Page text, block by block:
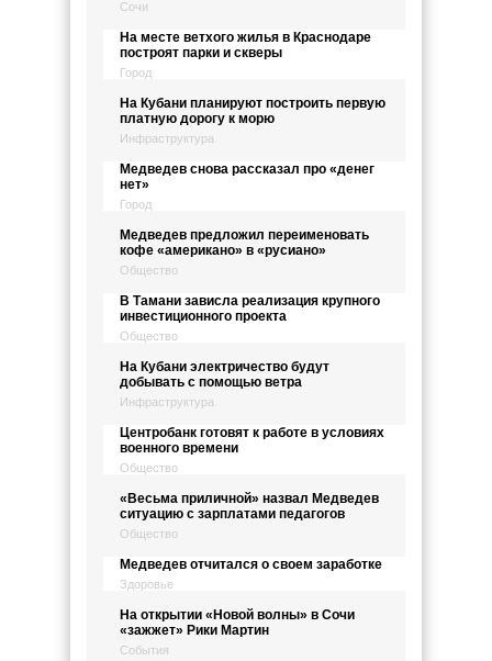
Сочи
На месте ветхого жилья в Краснодаре
построят парки и скверы
Город
На Кубани планируют построить первую
платную дорогу к морю
Инфраструктура
Медведев снова рассказал про «денег
нет»
Город
Медведев предложил переименовать
кофе «американо» в «русиано»
Общество
В Тамани зависла реализация крупного
инвестиционного проекта
Общество
На Кубани электричество будут
добывать с помощью ветра
Инфраструктура
Центробанк готовят к работе в условиях
военного времени
Общество
«Весьма приличной» назвал Медведев
ситуацию с зарплатами педагогов
Общество
Медведев отчитался о своем заработке
Здоровье
На открытии «Новой волны» в Сочи
«зажжет» Рики Мартин
События